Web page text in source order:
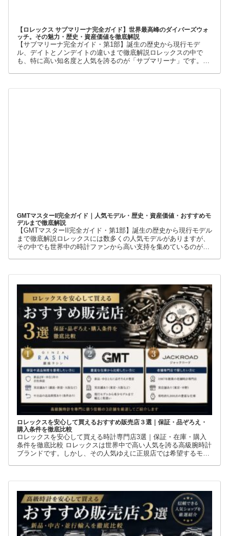
【ロレックス サブマリーナ完全ガイド】世界最高峰のダイバーズウォ
ッチ。その魅力・歴史・資産価値を徹底解説
【サブマリーナ完全ガイド・第1部】誕生の歴史から現行モデ
ル、デイトとノンデイトの違いまで徹底解説ロレックスの中で
級腕時計に詳しくない人でも、黒い文字盤、回転ベゼル、力強い
その中でも世界中の時計ファンから高い支持を集めているのが
GMTマスターIIです。赤青ベゼルの「ペプシ」、黒青ベゼルの
ブランドです。しかし、その人気ゆえに正規店では希望するモデ
ルを購入できないケースも少なくありません。 そこで多くの方が
利用しているのが、新品・中古・並行輸入品を取り扱う時計専門
店です。